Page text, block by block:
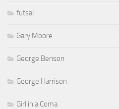
futsal
Gary Moore
George Benson
George Harrison
Girl in a Coma